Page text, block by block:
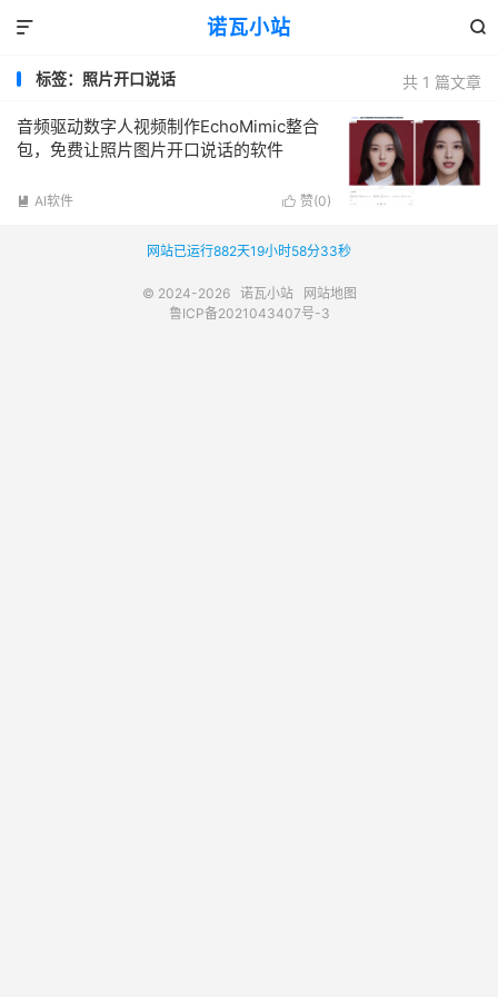
诺瓦小站 

共 1 篇文章
标签：照片开口说话
音频驱动数字人视频制作EchoMimic整合
包，免费让照片图片开口说话的软件
 赞(0)
 AI软件
网站已运行882天19小时58分33秒
© 2024-2026 诺瓦小站
网站地图
鲁ICP备2021043407号-3